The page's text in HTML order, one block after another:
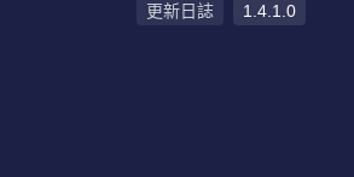
更新日誌 1.4.1.0